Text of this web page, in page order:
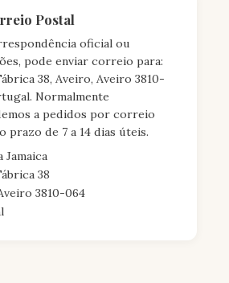
Postal
oficial ou
pode enviar correio para:
38, Aveiro, Aveiro 3810-
Normalmente
a pedidos por correio
prazo de 7 a 14 dias úteis.
Jamaica
38
3810-064